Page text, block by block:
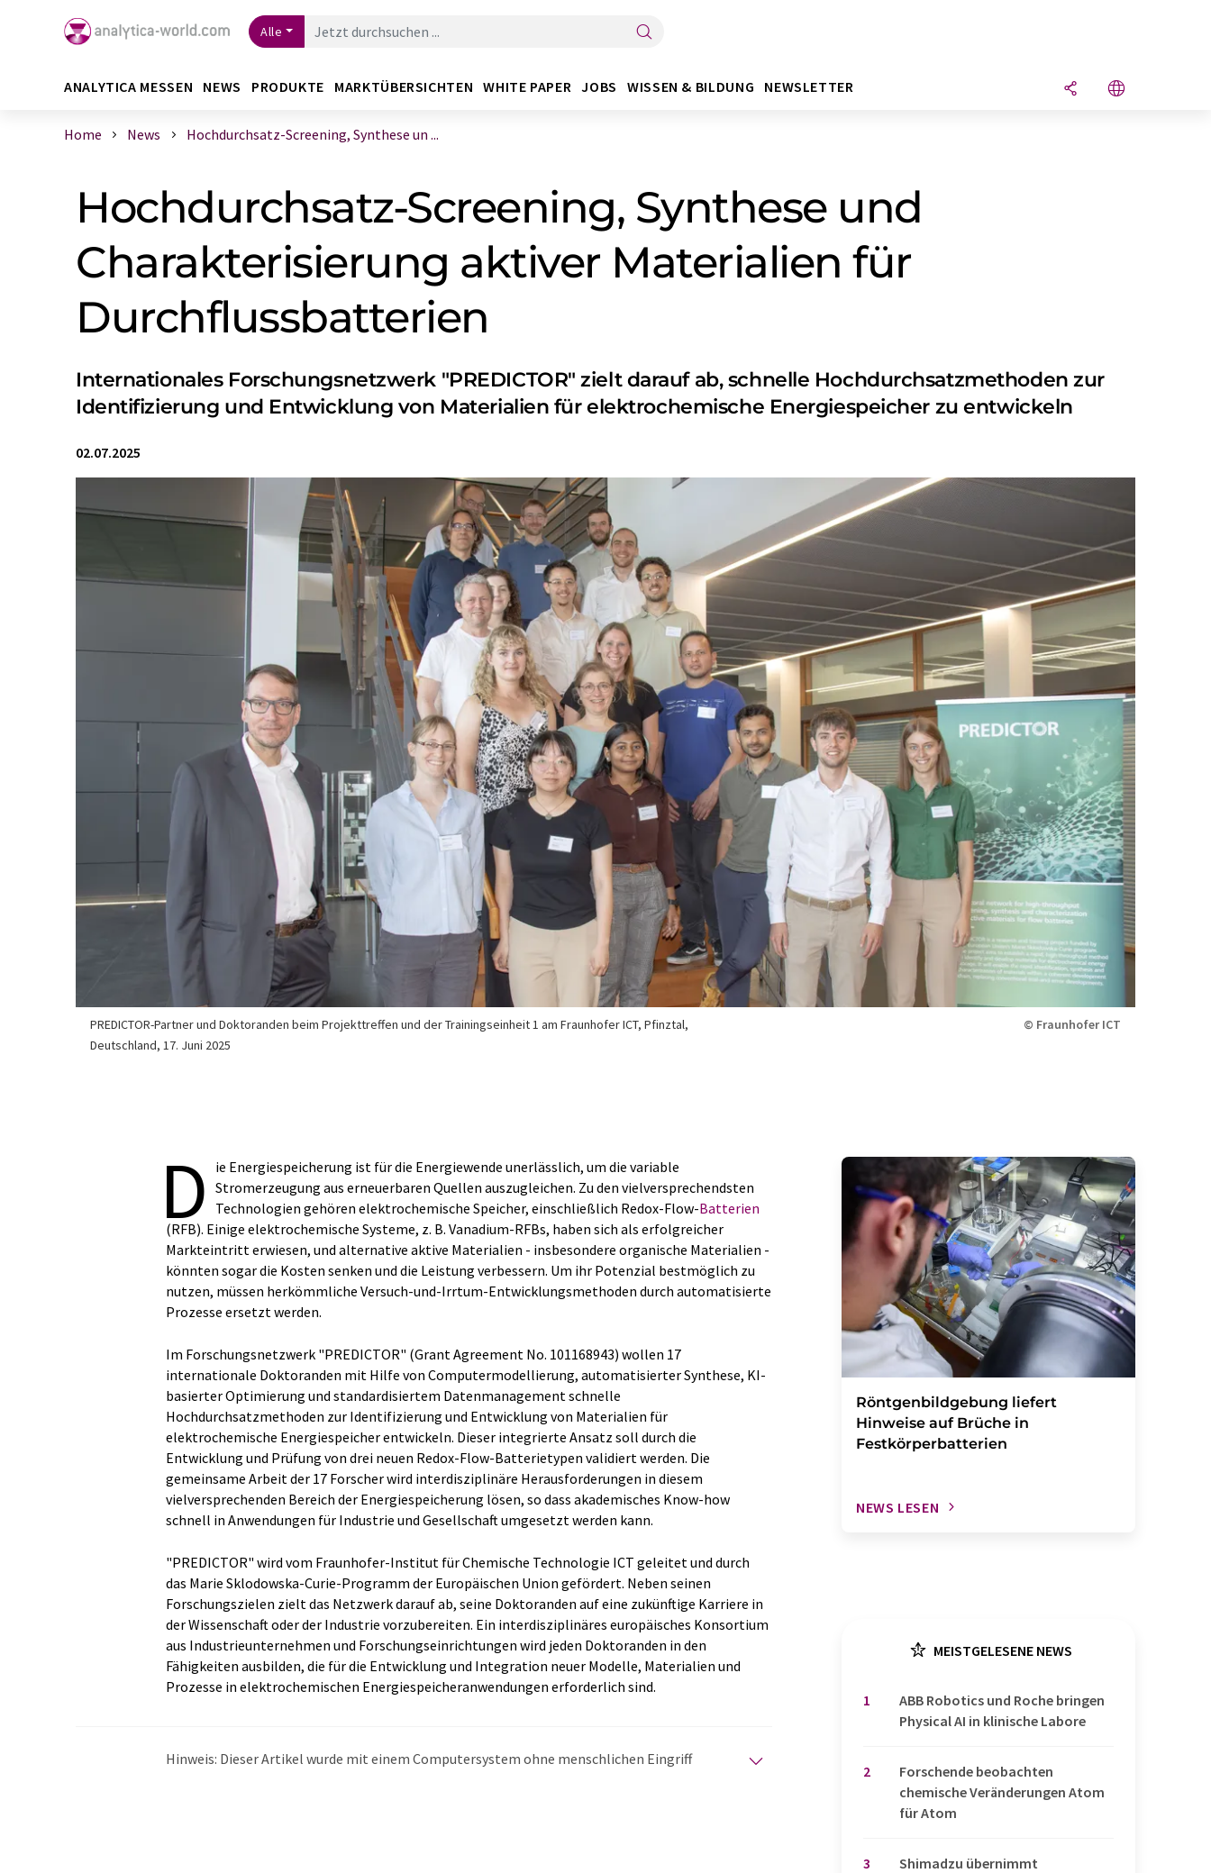
Alle
ANALYTICA MESSEN NEWS PRODUKTE MARKTÜBERSICHTEN WHITE PAPER JOBS WISSEN & BILDUNG NEWSLETTER
Home News Hochdurchsatz-Screening, Synthese un ...
Hochdurchsatz-Screening, Synthese und
Charakterisierung aktiver Materialien für
Durchflussbatterien
Internationales Forschungsnetzwerk "PREDICTOR" zielt darauf ab, schnelle Hochdurchsatzmethoden zur
Identifizierung und Entwicklung von Materialien für elektrochemische Energiespeicher zu entwickeln
02.07.2025
PREDICTOR-Partner und Doktoranden beim Projekttreffen und der Trainingseinheit 1 am Fraunhofer ICT, Pfinztal,
Deutschland, 17. Juni 2025
© Fraunhofer ICT
D
ie Energiespeicherung ist für die Energiewende unerlässlich, um die variable
Stromerzeugung aus erneuerbaren Quellen auszugleichen. Zu den vielversprechendsten
Technologien gehören elektrochemische Speicher, einschließlich Redox-Flow-Batterien
(RFB). Einige elektrochemische Systeme, z. B. Vanadium-RFBs, haben sich als erfolgreicher
Markteintritt erwiesen, und alternative aktive Materialien - insbesondere organische Materialien -
könnten sogar die Kosten senken und die Leistung verbessern. Um ihr Potenzial bestmöglich zu
nutzen, müssen herkömmliche Versuch-und-Irrtum-Entwicklungsmethoden durch automatisierte
Prozesse ersetzt werden.
Im Forschungsnetzwerk "PREDICTOR" (Grant Agreement No. 101168943) wollen 17
internationale Doktoranden mit Hilfe von Computermodellierung, automatisierter Synthese, KI-
basierter Optimierung und standardisiertem Datenmanagement schnelle
Hochdurchsatzmethoden zur Identifizierung und Entwicklung von Materialien für
elektrochemische Energiespeicher entwickeln. Dieser integrierte Ansatz soll durch die
Entwicklung und Prüfung von drei neuen Redox-Flow-Batterietypen validiert werden. Die
gemeinsame Arbeit der 17 Forscher wird interdisziplinäre Herausforderungen in diesem
vielversprechenden Bereich der Energiespeicherung lösen, so dass akademisches Know-how
schnell in Anwendungen für Industrie und Gesellschaft umgesetzt werden kann.
"PREDICTOR" wird vom Fraunhofer-Institut für Chemische Technologie ICT geleitet und durch
das Marie Sklodowska-Curie-Programm der Europäischen Union gefördert. Neben seinen
Forschungszielen zielt das Netzwerk darauf ab, seine Doktoranden auf eine zukünftige Karriere in
der Wissenschaft oder der Industrie vorzubereiten. Ein interdisziplinäres europäisches Konsortium
aus Industrieunternehmen und Forschungseinrichtungen wird jeden Doktoranden in den
Fähigkeiten ausbilden, die für die Entwicklung und Integration neuer Modelle, Materialien und
Prozesse in elektrochemischen Energiespeicheranwendungen erforderlich sind.
Hinweis: Dieser Artikel wurde mit einem Computersystem ohne menschlichen Eingriff
Röntgenbildgebung liefert
Hinweise auf Brüche in
Festkörperbatterien
NEWS LESEN
MEISTGELESENE NEWS
1
​​​​​​​ABB Robotics und Roche bringen
Physical AI in klinische Labore
2
Forschende beobachten
chemische Veränderungen Atom
für Atom
3
Shimadzu übernimmt